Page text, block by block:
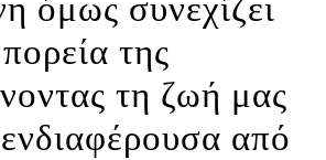
όμως συνεχίζει
της
τη ζωή μας
από